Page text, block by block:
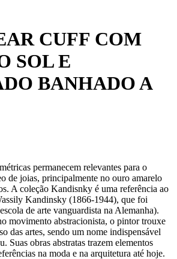
CUFF COM
SOL E
BANHADO A
permanecem relevantes para o
de joias, principalmente no ouro amarelo
A coleção Kandisnky é uma referência ao
Kandinsky (1866-1944), que foi
de arte vanguardista na Alemanha).
movimento abstracionista, o pintor trouxe
das artes, sendo um nome indispensável
Suas obras abstratas trazem elementos
na moda e na arquitetura até hoje.